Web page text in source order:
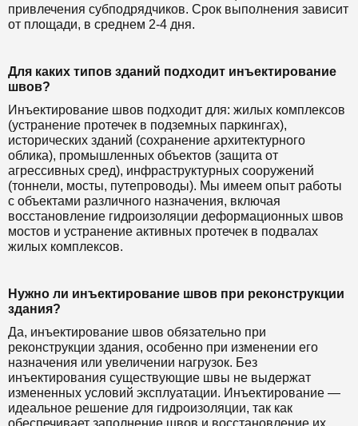
привлечения субподрядчиков. Срок выполнения зависит
от площади, в среднем 2-4 дня.
Для каких типов зданий подходит инъектирование
швов?
Инъектирование швов подходит для: жилых комплексов
(устранение протечек в подземных паркингах),
исторических зданий (сохранение архитектурного
облика), промышленных объектов (защита от
агрессивных сред), инфраструктурных сооружений
(тоннели, мосты, путепроводы). Мы имеем опыт работы
с объектами различного назначения, включая
восстановление гидроизоляции деформационных швов
мостов и устранение активных протечек в подвалах
жилых комплексов.
Нужно ли инъектирование швов при реконструкции
здания?
Да, инъектирование швов обязательно при
реконструкции здания, особенно при изменении его
назначения или увеличении нагрузок. Без
инъектирования существующие швы не выдержат
измененных условий эксплуатации. Инъектирование —
идеальное решение для гидроизоляции, так как
обеспечивает заполнение швов и восстановление их